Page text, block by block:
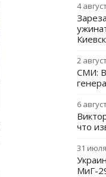
4
2
СМИ: В
6
что
31
МиГ-